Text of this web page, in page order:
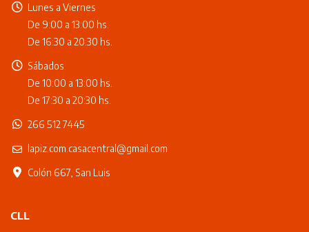
Lunes a Viernes
De 9:00 a 13:00 hs.
De 16:30 a 20:30 hs.
Sábados
De 10:00 a 13:00 hs.
De 17:30 a 20:30 hs.
266 512 7445
lapiz.com.casacentral@gmail.com
Colón 667, San Luis
CLL